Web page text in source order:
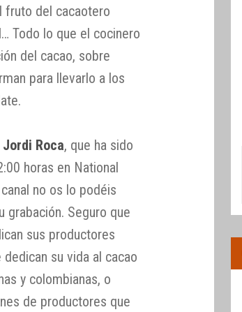
fruto del cacaotero
Todo lo que el cocinero
del cacao, sobre
para llevarlo a los
Roca, que ha sido
horas en National
no os lo podéis
grabación. Seguro que
sus productores
su vida al cacao
y colombianas, o
de productores que